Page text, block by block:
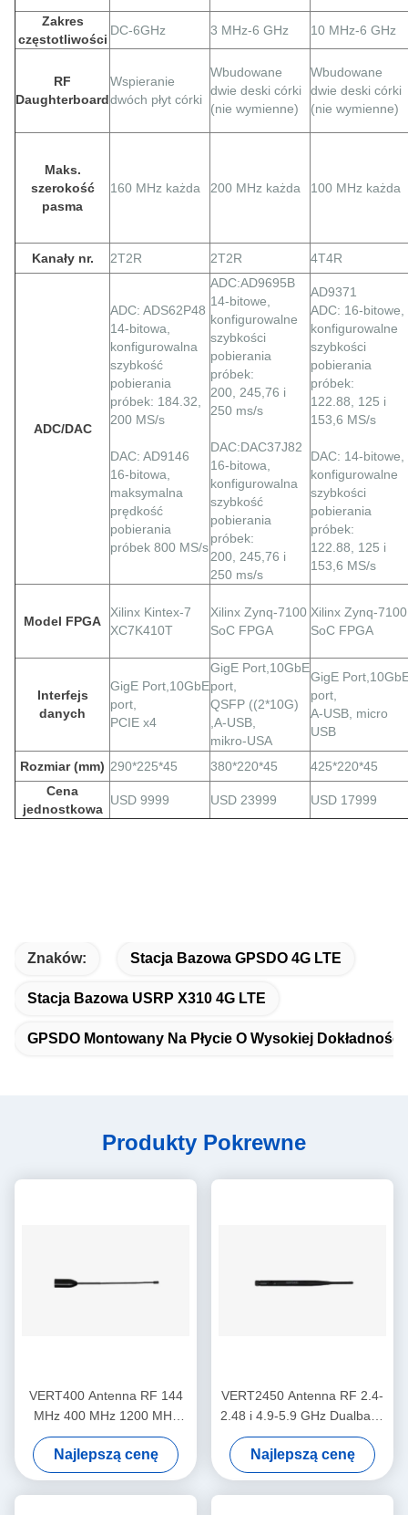
Zakres
częstotliwości
DC-6GHz 3 MHz-6 GHz 10 MHz-6 GHz
RF
Daughterboard
Wspieranie
dwóch płyt córki
Wbudowane
dwie deski córki
(nie wymienne)
Wbudowane
dwie deski córki
(nie wymienne)
Maks.
szerokość
pasma
160 MHz każda 200 MHz każda 100 MHz każda
Kanały nr. 2T2R 2T2R 4T4R
ADC/DAC
ADC: ADS62P48
14-bitowa,
konfigurowalna
szybkość
pobierania
próbek: 184.32,
200 MS/s
DAC: AD9146
16-bitowa,
maksymalna
prędkość
pobierania
próbek 800 MS/s
ADC:AD9695B
14-bitowe,
konfigurowalne
szybkości
pobierania
próbek:
200, 245,76 i
250 ms/s
DAC:DAC37J82
16-bitowa,
konfigurowalna
szybkość
pobierania
próbek:
200, 245,76 i
250 ms/s
AD9371
ADC: 16-bitowe,
konfigurowalne
szybkości
pobierania
próbek:
122.88, 125 i
153,6 MS/s
DAC: 14-bitowe,
konfigurowalne
szybkości
pobierania
próbek:
122.88, 125 i
153,6 MS/s
Model FPGA
Xilinx Kintex-7
XC7K410T
Xilinx Zynq-7100
SoC FPGA
Xilinx Zynq-7100
SoC FPGA
Interfejs
danych
GigE Port, 10GbE
port,
PCIE x4
GigE Port, 10GbE
port,
QSFP ((2*10G)
,A-USB,
mikro-USA
GigE Port,
port,
A-USB, micro
USB
Rozmiar (mm) 290*225*45 380*220*45
425*220*45
Cena
jednostkowa
USD 9999 USD 23999 USD 17999
Znaków: Stacja Bazowa GPSDO 4G LTE
Stacja Bazowa USRP X310 4G LTE
GPSDO Montowany Na Płycie O Wysokiej Dokładności
Produkty Pokrewne
VERT400 Antenna RF 144
MHz 400 MHz 1200 MHz
Triband Vertical Omni-
directional Antenna
Najlepszą cenę
VERT2450 Antenna RF 2.4-
2.48 i 4.9-5.9 GHz Dualband
3dBi Gain Vertical Omni-
directional Antenna
Najlepszą cenę